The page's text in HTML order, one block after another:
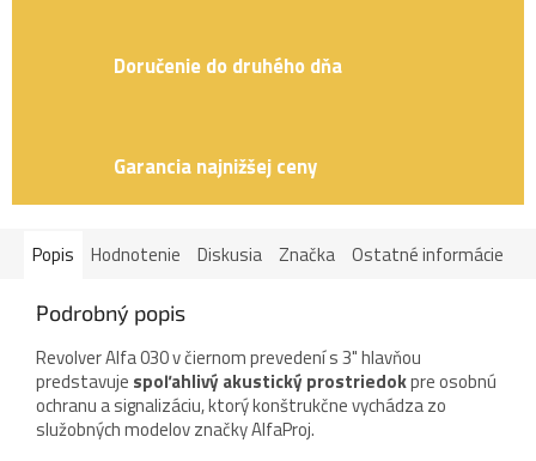
Doručenie do druhého dňa
Garancia najnižšej ceny
Popis Hodnotenie Diskusia Značka Ostatné informácie
Podrobný popis
Revolver Alfa 030 v čiernom prevedení s 3" hlavňou
predstavuje spoľahlivý akustický prostriedokpre osobnú
ochranu a signalizáciu, ktorý konštrukčne vychádza zo
služobných modelov značky AlfaProj.